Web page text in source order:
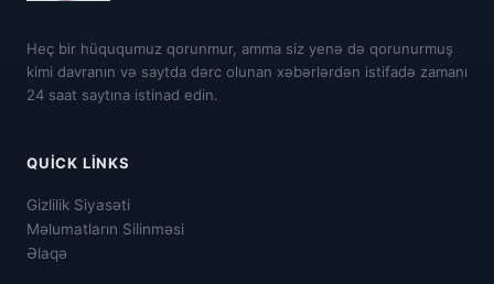
Heç bir hüququmuz qorunmur, amma siz yenə də qorunurmuş
kimi davranın və saytda dərc olunan xəbərlərdən istifadə zamanı
24 saat saytına istinad edin.
QUICK LINKS
Gizlilik Siyasəti
Məlumatların Silinməsi
Əlaqə